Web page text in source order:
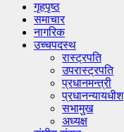
गृहपृष्ठ
समाचार
नागरिक
उच्चपदस्थ
रास्ट्रपति
उपरास्ट्रपति
प्रधानमन्त्री
प्रधानन्यायधीश
सभामुख
अध्यक्ष